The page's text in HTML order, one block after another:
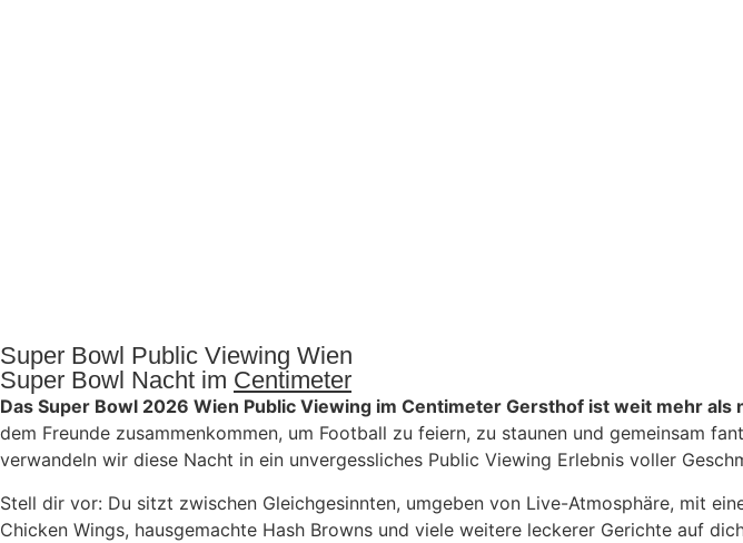
Super Bowl Public Viewing Wien
Super Bowl Nacht im Centimeter
Das Super Bowl 2026 Wien Public Viewing im Centimeter Gersthof ist weit mehr als
dem Freunde zusammenkommen, um Football zu feiern, zu staunen und gemeinsam
verwandeln wir diese Nacht in ein unvergessliches Public Viewing Erlebnis voller
Stell dir vor: Du sitzt zwischen Gleichgesinnten, umgeben von Live-Atmosphäre, mit
Chicken Wings, hausgemachte Hash Browns und viele weitere leckerer Gerichte auf